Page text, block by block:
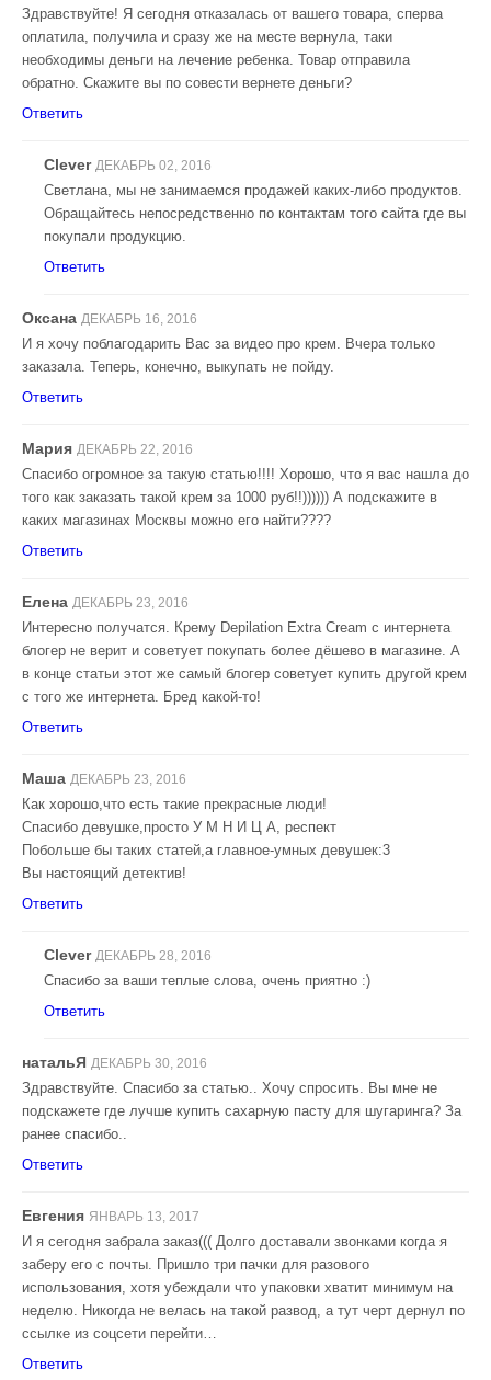
Здравствуйте! Я сегодня отказалась от вашего товара, сперва
оплатила, получила и сразу же на месте вернула, таки
необходимы деньги на лечение ребенка. Товар отправила
обратно. Скажите вы по совести вернете деньги?
Ответить
Clever ДЕКАБРЬ 02, 2016
Светлана, мы не занимаемся продажей каких-либо продуктов.
Обращайтесь непосредственно по контактам того сайта где вы
покупали продукцию.
Ответить
Оксана ДЕКАБРЬ 16, 2016
И я хочу поблагодарить Вас за видео про крем. Вчера только
заказала. Теперь, конечно, выкупать не пойду.
Ответить
Мария ДЕКАБРЬ 22, 2016
Спасибо огромное за такую статью!!!! Хорошо, что я вас нашла до
того как заказать такой крем за 1000 руб!!)))))) А подскажите в
каких магазинах Москвы можно его найти????
Ответить
Елена ДЕКАБРЬ 23, 2016
Интересно получатся. Крему Depilation Extra Cream с интернета
блогер не верит и советует покупать более дёшево в магазине. А
в конце статьи этот же самый блогер советует купить другой крем
с того же интернета. Бред какой-то!
Ответить
Маша ДЕКАБРЬ 23, 2016
Как хорошо,что есть такие прекрасные люди!
Спасибо девушке,просто У М Н И Ц А, респект
Побольше бы таких статей,а главное-умных девушек:3
Вы настоящий детектив!
Ответить
Clever ДЕКАБРЬ 28, 2016
Спасибо за ваши теплые слова, очень приятно :)
Ответить
натальЯ ДЕКАБРЬ 30, 2016
Здравствуйте. Спасибо за статью.. Хочу спросить. Вы мне не
подскажете где лучше купить сахарную пасту для шугаринга? За
ранее спасибо..
Ответить
Евгения ЯНВАРЬ 13, 2017
И я сегодня забрала заказ((( Долго доставали звонками когда я
заберу его с почты. Пришло три пачки для разового
использования, хотя убеждали что упаковки хватит минимум на
неделю. Никогда не велась на такой развод, а тут черт дернул по
ссылке из соцсети перейти…
Ответить